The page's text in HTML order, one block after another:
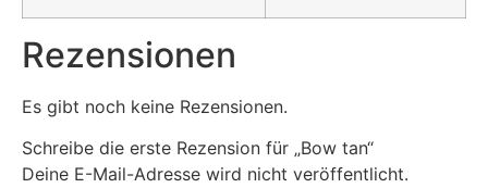
Rezensionen
Es gibt noch keine Rezensionen.
Schreibe die erste Rezension für „Bow tan“
Deine E-Mail-Adresse wird nicht veröffentlicht.